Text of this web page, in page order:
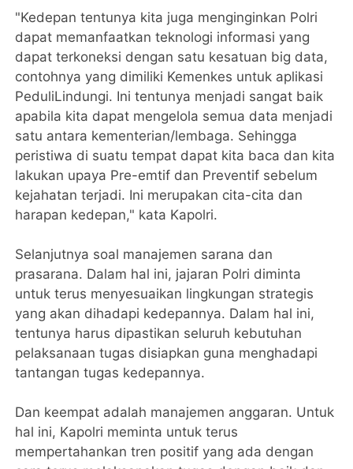
"Kedepan tentunya kita juga menginginkan Polri
dapat memanfaatkan teknologi informasi yang
dapat terkoneksi dengan satu kesatuan big data,
contohnya yang dimiliki Kemenkes untuk aplikasi
PeduliLindungi. Ini tentunya menjadi sangat baik
apabila kita dapat mengelola semua data menjadi
satu antara kementerian/lembaga. Sehingga
peristiwa di suatu tempat dapat kita baca dan kita
lakukan upaya Pre-emtif dan Preventif sebelum
kejahatan terjadi. Ini merupakan cita-cita dan
harapan kedepan," kata Kapolri.
Selanjutnya soal manajemen sarana dan
prasarana. Dalam hal ini, jajaran Polri diminta
untuk terus menyesuaikan lingkungan strategis
yang akan dihadapi kedepannya. Dalam hal ini,
tentunya harus dipastikan seluruh kebutuhan
pelaksanaan tugas disiapkan guna menghadapi
tantangan tugas kedepannya.
Dan keempat adalah manajemen anggaran. Untuk
hal ini, Kapolri meminta untuk terus
mempertahankan tren positif yang ada dengan